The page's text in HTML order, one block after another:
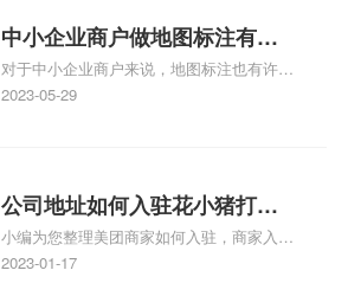
中小企业商户做地图标注有什
么好处
对于中小企业商户来说，地图标注也有许多
好处，包括：提高可见性和曝光率：通过在
位置，增加商户被发现的机会。方便客户导
航：地图标注可以帮助客户更容易地找到商
户的实际位置。特别是对于新客户或不熟悉
该地区的客户来说，地图标注可以提供明确
2023-05-29
公司地址如何入驻花小猪打车
地图标记？指路人地图标注服
务中心铺如何入驻花小猪打车
小编为您整理美团商家如何入驻，商家入驻
教程、商家如何入驻地图、如何入驻地:、
2023-01-17